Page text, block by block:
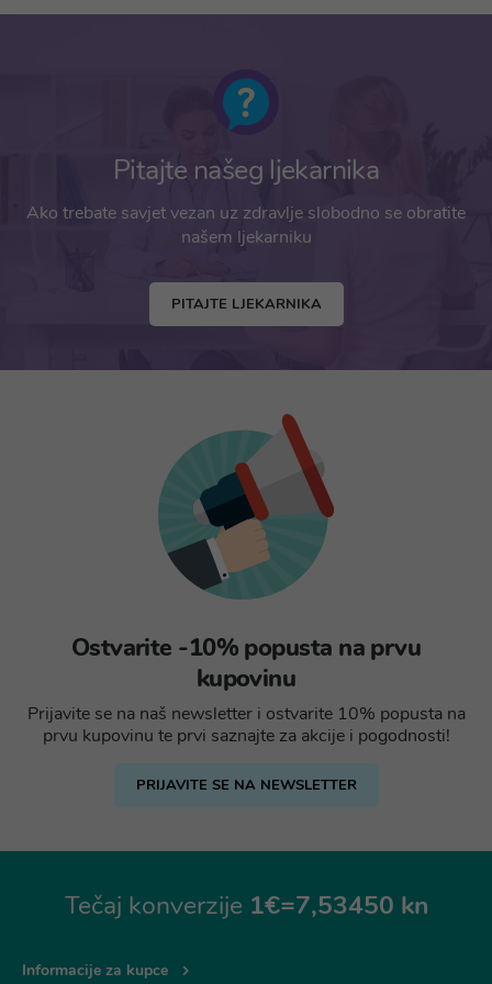
Pitajte našeg ljekarnika
Ako trebate savjet vezan uz zdravlje slobodno se obratite
našem ljekarniku
PITAJTE LJEKARNIKA
Ostvarite -10% popusta na prvu
kupovinu
Prijavite se na naš newsletter i ostvarite 10% popusta na
prvu kupovinu te prvi saznajte za akcije i pogodnosti!
PRIJAVITE SE NA NEWSLETTER
Tečaj konverzije 1€=7,53450 kn
Informacije za kupce